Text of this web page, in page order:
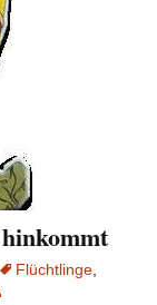
Flüchtlinge